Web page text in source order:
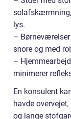
lys.
–
snore og med
–
minimerer
En konsulent
havde
og lange